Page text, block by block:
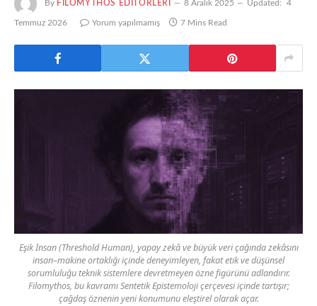
By FILOMYTHOS EDITÖRLERI 8 Aralık 2025 Updated: 4
Temmuz 2026 Yorum yapılmamış 7 Mins Read
Eşik İnsan (Threshold Human), yapay zekâ ve büyük veri çağında zekâsını
insan–makine ortaklığı içinde deneyimleyen, fakat etik ve düşünsel
sorumluluğu teknik sistemlere devretmeyen özne figürünü adlandırır.
Filomythos, bu kavramı Sentetik Epistemoloji çerçevesi içinde tartışır;
çağdaş öznenin yeni konumunu eleştirel olarak açar.